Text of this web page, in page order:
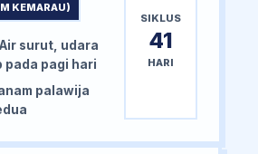
KEMARAU)
Air surut, udara
pada pagi hari
palawija
SIKLUS
41
HARI